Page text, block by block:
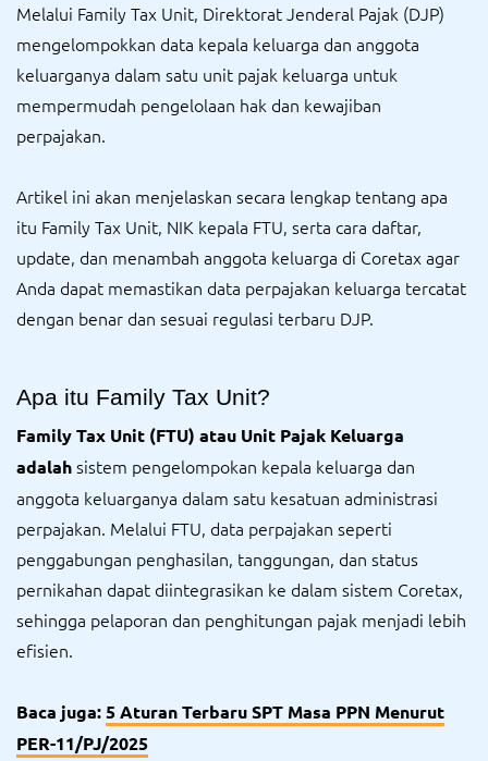
Melalui Family Tax Unit, Direktorat Jenderal Pajak (DJP)
mengelompokkan data kepala keluarga dan anggota
keluarganya dalam satu unit pajak keluarga untuk
mempermudah pengelolaan hak dan kewajiban
perpajakan.
Artikel ini akan menjelaskan secara lengkap tentang apa
itu Family Tax Unit, NIK kepala FTU, serta cara daftar,
update, dan menambah anggota keluarga di Coretax agar
Anda dapat memastikan data perpajakan keluarga tercatat
dengan benar dan sesuai regulasi terbaru DJP.
Apa itu Family Tax Unit?
Family Tax Unit (FTU) atau Unit Pajak Keluarga
adalahsistem pengelompokan kepala keluarga dan
anggota keluarganya dalam satu kesatuan administrasi
perpajakan. Melalui FTU, data perpajakan seperti
penggabungan penghasilan, tanggungan, dan status
pernikahan dapat diintegrasikan ke dalam sistem Coretax,
sehingga pelaporan dan penghitungan pajak menjadi lebih
efisien.
Baca juga:5 Aturan Terbaru SPT Masa PPN Menurut
PER-11/PJ/2025